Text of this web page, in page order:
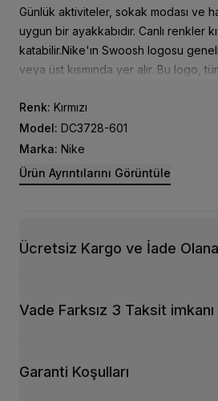
Günlük aktiviteler, sokak modası ve
uygun bir ayakkabıdır. Canlı renkler
katabilir.Nike'ın Swoosh logosu
veya üst kısmında yer alır. Bu logo,
Renk: Kırmızı
Model: DC3728-601
Marka: Nike
Ürün Ayrıntılarını Görüntüle
Ücretsiz Kargo ve İade
Vade Farksız 3 Taksit imkanı
Garanti Koşulları